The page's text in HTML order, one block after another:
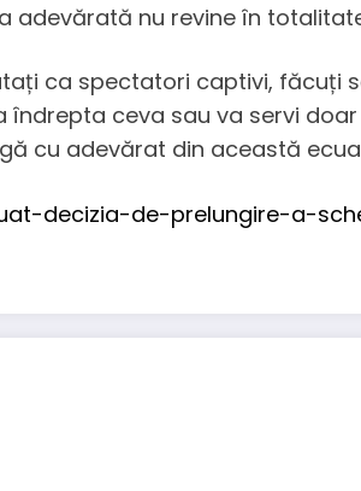
adevărată nu revine în
ca spectatori captivi, făcuți
ceva sau va servi
cu adevărat din această
decizia-de-prelungire-a-